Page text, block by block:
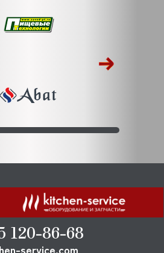
120-86-68
service.com